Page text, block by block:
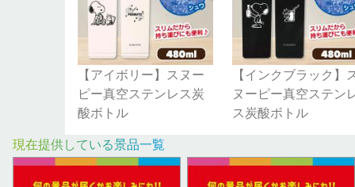
【アイボリー】スヌー
ピー真空ステンレス炭
酸ボトル
【インクブラック】
ヌーピー真空ステン
ス炭酸ボトル
現在提供している景品一覧